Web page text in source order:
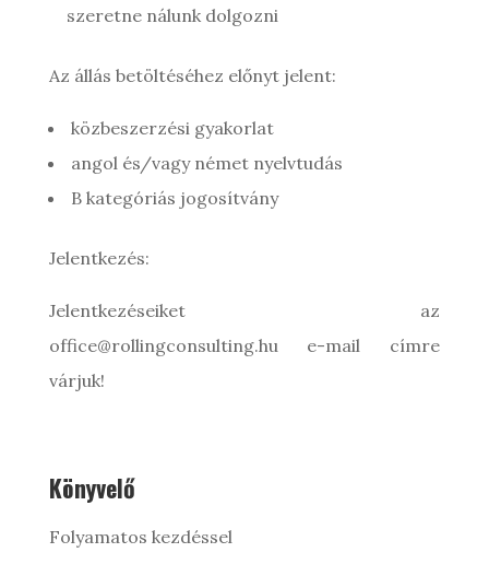
szeretne nálunk dolgozni
Az állás betöltéséhez előnyt jelent:
közbeszerzési gyakorlat
angol és/vagy német nyelvtudás
B kategóriás jogosítvány
Jelentkezés:
Jelentkezéseiket az
office@rollingconsulting.hu e-mail címre
várjuk!
Könyvelő
Folyamatos kezdéssel